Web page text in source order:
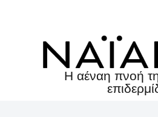
Η αέναη πνοή